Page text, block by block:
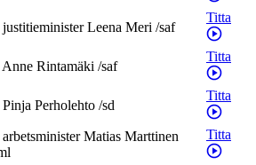
justitieminister Leena Meri /saf
Titta
Anne Rintamäki /saf
Titta
Pinja Perholehto /sd
Titta
arbetsminister Matias Marttinen
Titta